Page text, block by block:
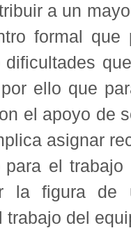
a un
formal que
ello que
el apoyo de
asignar
el
la figura
trabajo del